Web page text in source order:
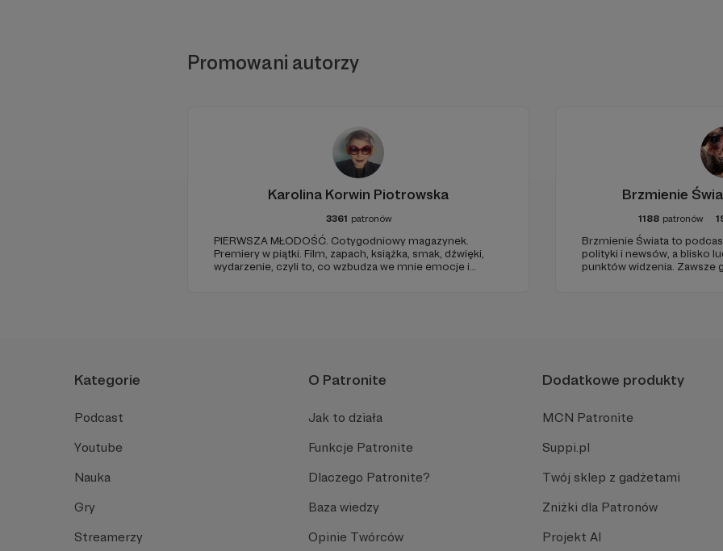
Promowani autorzy
Karolina Korwin Piotrowska
3361 patronów
PIERWSZA MŁODOŚĆ. Cotygodniowy magazynek.
Premiery w piątki. Film, zapach, książka, smak, dźwięki,
wydarzenie, czyli to, co wzbudza we mnie emocje i
Brzmienie
1188 patronów
Brzmienie Świata to
polityki i newsów, a blisko
punktów widzenia. Zawsze
Kategorie
Podcast
Youtube
Nauka
Gry
Streamerzy
O Patronite
Jak to działa
Funkcje Patronite
Dlaczego Patronite?
Baza wiedzy
Opinie Twórców
Dodatkowe produkty
MCN Patronite
Suppi.pl
Twój sklep z gadżetami
Zniżki dla Patronów
Projekt AI